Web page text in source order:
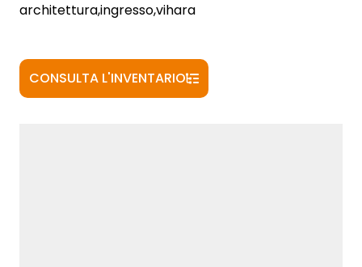
architettura,ingresso,vihara
CONSULTA L'INVENTARIO